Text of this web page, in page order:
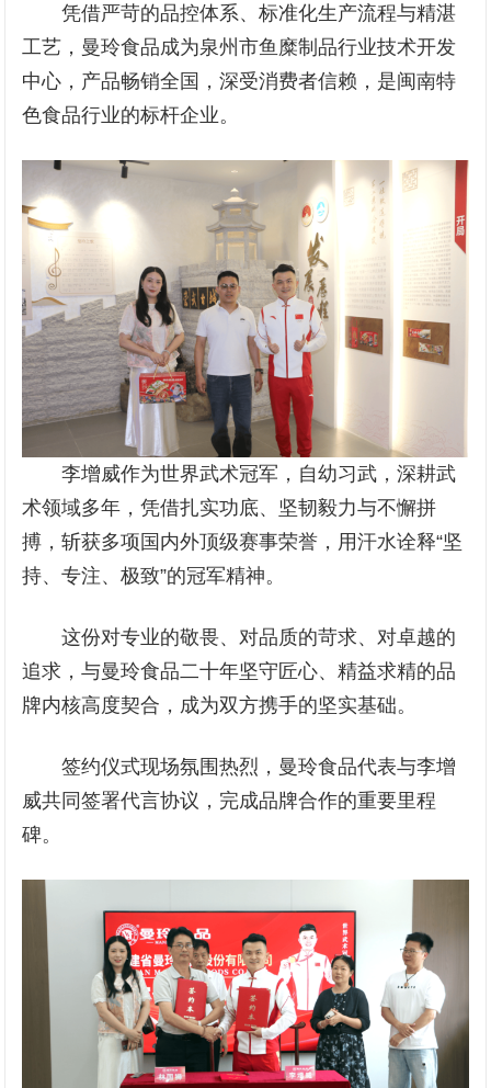
凭借严苛的品控体系、标准化生产流程与精湛
工艺，曼玲食品成为泉州市鱼糜制品行业技术开发
中心，产品畅销全国，深受消费者信赖，是闽南特
色食品行业的标杆企业。
李增威作为世界武术冠军，自幼习武，深耕武
术领域多年，凭借扎实功底、坚韧毅力与不懈拼
搏，斩获多项国内外顶级赛事荣誉，用汗水诠释“坚
持、专注、极致”的冠军精神。
这份对专业的敬畏、对品质的苛求、对卓越的
追求，与曼玲食品二十年坚守匠心、精益求精的品
牌内核高度契合，成为双方携手的坚实基础。
签约仪式现场氛围热烈，曼玲食品代表与李增
威共同签署代言协议，完成品牌合作的重要里程
碑。